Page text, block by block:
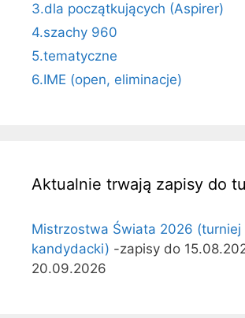
3.dla początkujących (Aspirer)
4.szachy 960
5.tematyczne
6.IME (open, eliminacje)
Aktualnie trwają zapisy do
Mistrzostwa Świata 2026 (turniej
kandydacki) -zapisy do
20.09.2026